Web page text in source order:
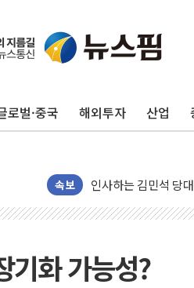
로벌·중국 해외투자 산업
속보
포항시 재난예산 40
울진·영덕 '호우특
인천 합동연설회 나
김민석, 2주차 제주·
[속보] 민주, 제주·인
[속보] 민주, 인천 경
이번주 국내 주요 금
美, 이란전 출구전략
기화 가능성?